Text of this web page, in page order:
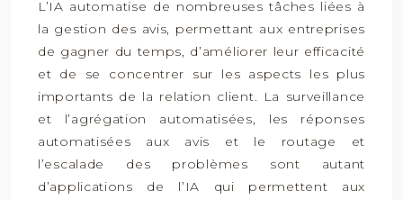
L’IA automatise de nombreuses tâches liées à
la gestion des avis, permettant aux entreprises
de gagner du temps, d’améliorer leur efficacité
et de se concentrer sur les aspects les plus
importants de la relation client. La surveillance
et l’agrégation automatisées, les réponses
automatisées aux avis et le routage et
l’escalade des problèmes sont autant
d’applications de l’IA qui permettent aux